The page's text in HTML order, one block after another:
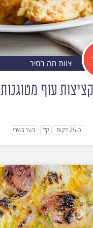
צוות מה בסיר
קציצות עוף מטוגנות
כ-25 דקות קל כשר בשרי